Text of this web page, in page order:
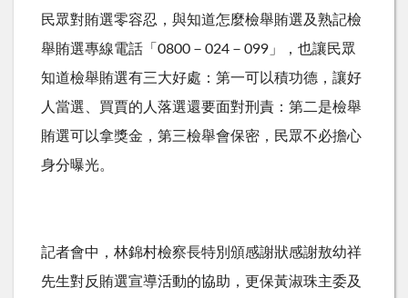
民眾對賄選零容忍，與知道怎麼檢舉賄選及熟記檢
舉賄選專線電話「0800－024－099」，也讓民眾
知道檢舉賄選有三大好處：第一可以積功德，讓好
人當選、買賈的人落選還要面對刑責：第二是檢舉
賄選可以拿獎金，第三檢舉會保密，民眾不必擔心
身分曝光。
記者會中，林錦村檢察長特別頒感謝狀感謝敖幼祥
先生對反賄選宣導活動的協助，更保黃淑珠主委及